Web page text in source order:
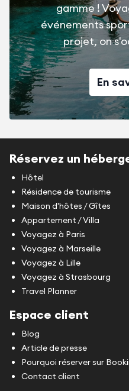
gamme !
événements
projet, on
En
Réservez un
Hôtel
Résidence de tourisme
Maison d'hôtes / Gîtes
Appartement / Villa
Voyagez à Paris
Voyagez à Marseille
Voyagez à Lille
Voyagez à Strasbourg
Travel Planner
Espace client
Blog
Article de presse
Pourquoi réserver sur
Contact client